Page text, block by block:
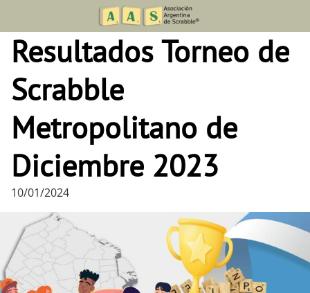
content
Resultados Torneo de
Scrabble
Metropolitano de
Diciembre 2023
10/01/2024